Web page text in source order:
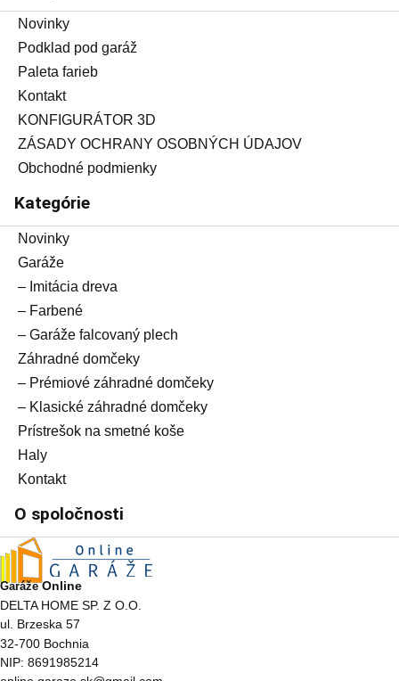
Novinky
Podklad pod garáž
Paleta farieb
Kontakt
KONFIGURÁTOR 3D
ZÁSADY OCHRANY OSOBNÝCH ÚDAJOV
Obchodné podmienky
Kategórie
Novinky
Garáže
– Imitácia dreva
– Farbené
– Garáže falcovaný plech
Záhradné domčeky
– Prémiové záhradné domčeky
– Klasické záhradné domčeky
Prístrešok na smetné koše
Haly
Kontakt
O spoločnosti
GarážeOnline
DELTA HOME SP. Z O.O.
ul. Brzeska 57
32-700 Bochnia
NIP: 8691985214